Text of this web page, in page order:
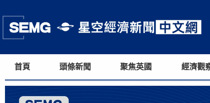
首頁 頭條新聞 聚焦英國 經濟觀